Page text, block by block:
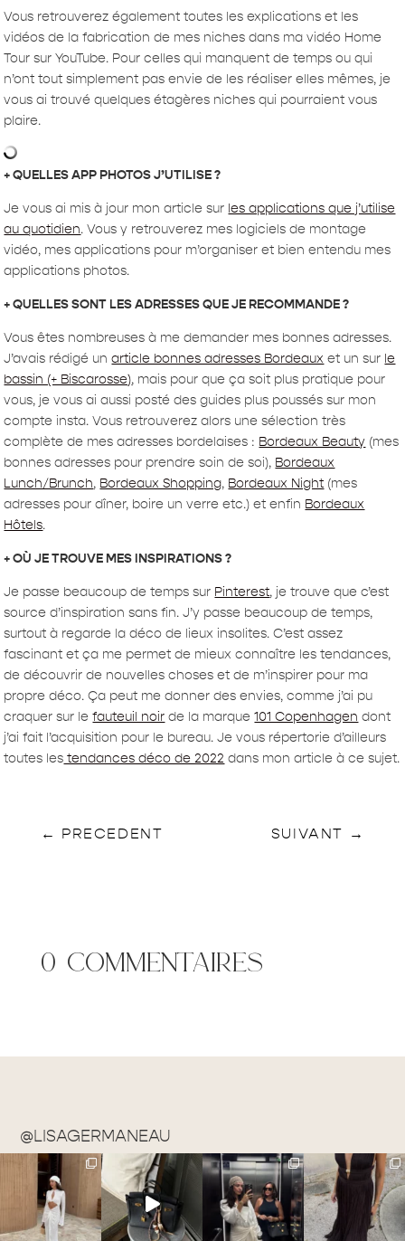
Vous retrouverez également toutes les explications et les
vidéos de la fabrication de mes niches dans ma vidéo Home
Tour sur YouTube. Pour celles qui manquent de temps ou qui
n’ont tout simplement pas envie de les réaliser elles mêmes, je
vous ai trouvé quelques étagères niches qui pourraient vous
plaire.
+ QUELLES APP PHOTOS J’UTILISE ?
Je vous ai mis à jour mon article sur les applications que j’utilise
au quotidien. Vous y retrouverez mes logiciels de montage
vidéo, mes applications pour m’organiser et bien entendu mes
applications photos.
+ QUELLES SONT LES ADRESSES QUE JE RECOMMANDE ?
Vous êtes nombreuses à me demander mes bonnes adresses.
J’avais rédigé unarticle bonnes adresses Bordeaux et un sur le
bassin (+ Biscarosse), mais pour que ça soit plus pratique pour
vous, je vous ai aussi posté des guides plus poussés sur mon
compte insta. Vous retrouverez alors une sélection très
complète de mes adresses bordelaises : Bordeaux Beauty (mes
bonnes adresses pour prendre soin de soi), Bordeaux
Lunch/Brunch, Bordeaux Shopping, Bordeaux Night (mes
adresses pour dîner, boire un verre etc.) et enfin Bordeaux
Hôtels.
+ OÙ JE TROUVE MES INSPIRATIONS ?
Je passe beaucoup de temps sur Pinterest, je trouve que c’est
source d’inspiration sans fin. J’y passe beaucoup de temps,
surtout à regarde la déco de lieux insolites. C’est assez
fascinant et ça me permet de mieux connaître les tendances,
de découvrir de nouvelles choses et de m’inspirer pour ma
propre déco. Ça peut me donner des envies, comme j’ai pu
craquer sur lefauteuil noir de la marque101 Copenhagen dont
j’ai fait l’acquisition pour le bureau. Je vous répertorie d’ailleurs
toutes les tendances déco de 2022 dans mon article à ce sujet.
← PRECEDENT SUIVANT →
0 commentaires
@LISAGERMANEAU